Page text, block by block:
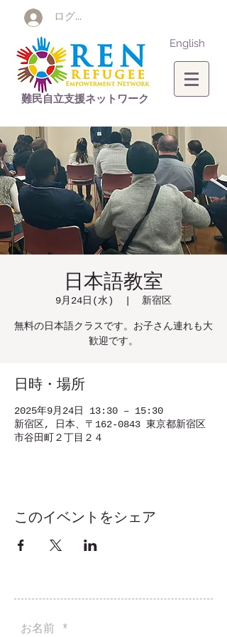
ログイン
English
難民自立支援ネットワーク
日本語教室
9月24日(水) 新宿区
無料の日本語クラスです。お子さん連れも大
歓迎です。
日時・場所
2025年9月24日 13:30 – 15:30
新宿区, 日本、〒162-0843 東京都新宿区
市谷田町２丁目２４
このイベントをシェア